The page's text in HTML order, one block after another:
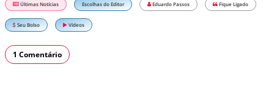
Últimas Notícias Escolhas do Editor Eduardo Passos Fique Ligado
Seu Bolso Vídeos
1 Comentário